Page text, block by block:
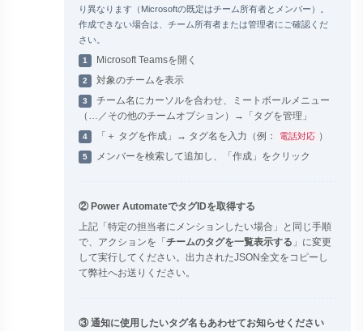
り異なります（Microsoftの既定はチーム所有者とメンバー）。
作成できない場合は、チーム所有者または管理者にご確認くだ
さい。
1 Microsoft Teamsを開く
2 対象のチームを表示
3
チーム名にカーソルを合わせ、ミートボールメニュー
（…／その他のチームオプション）→「タグを管理」
4 「＋ タグを作成」→ タグ名を入力（例： 電話対応 ）
5 メンバーを検索して追加し、「作成」をクリック
② Power AutomateでタグIDを取得する
上記「特定の担当者にメンションしたい場合」と同じ手順
で、アクションを「 チームのタグを一覧表示する 」に変更
して実行してください。出力されたJSON全文をコピーし
て弊社へお送りください。
③ 通知に使用したいタグ名もあわせてお知らせください